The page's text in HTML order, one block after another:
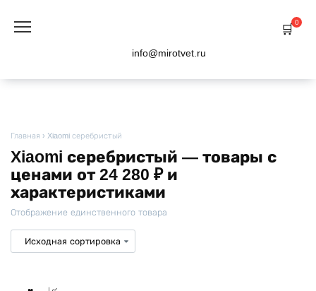
содержанию
info@mirotvet.ru
0
Главная › Xiaomi серебристый
Xiaomi серебристый — товары с
ценами от 24 280 ₽ и
характеристиками
Отображение единственного товара